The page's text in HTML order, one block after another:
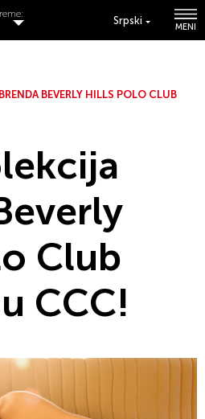
Srpski
MENI
BEVERLY HILLS POLO CLUB
Club
CCC!